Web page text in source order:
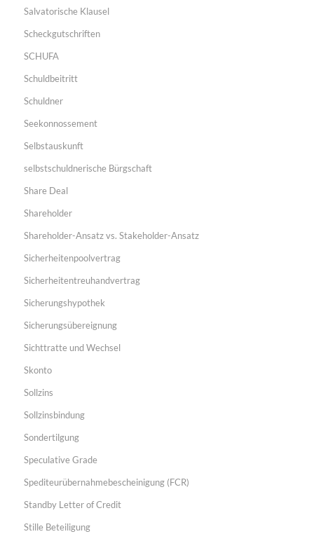
Salvatorische Klausel
Scheckgutschriften
SCHUFA
Schuldbeitritt
Schuldner
Seekonnossement
Selbstauskunft
selbstschuldnerische Bürgschaft
Share Deal
Shareholder
Shareholder-Ansatz vs. Stakeholder-Ansatz
Sicherheitenpoolvertrag
Sicherheitentreuhandvertrag
Sicherungshypothek
Sicherungsübereignung
Sichttratte und Wechsel
Skonto
Sollzins
Sollzinsbindung
Sondertilgung
Speculative Grade
Spediteurübernahmebescheinigung (FCR)
Standby Letter of Credit
Stille Beteiligung